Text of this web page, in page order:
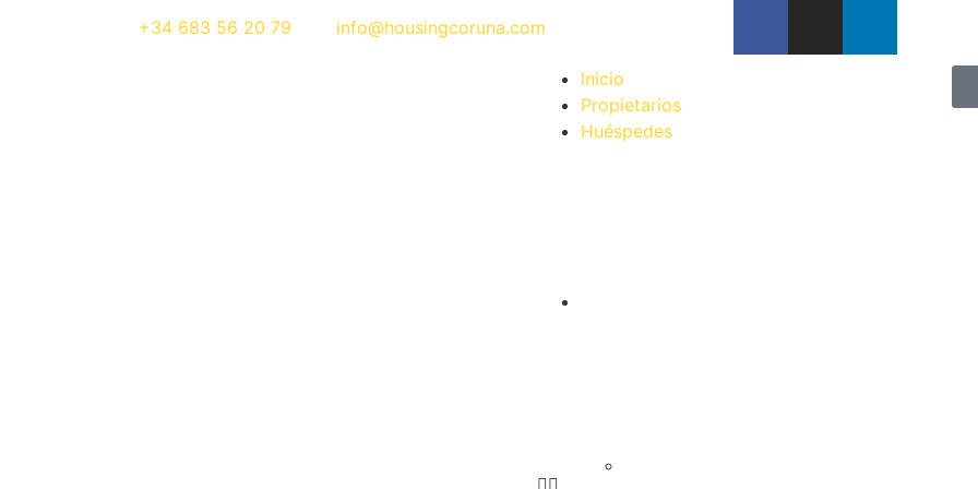
+34 683 56 20 79 info@housingcoruna.com
Inicio
Propietarios
Huéspedes